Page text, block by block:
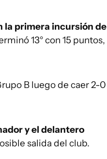
la primera incursión de
13° con 15 puntos,
B luego de caer 2-0
y el delantero
salida del club.